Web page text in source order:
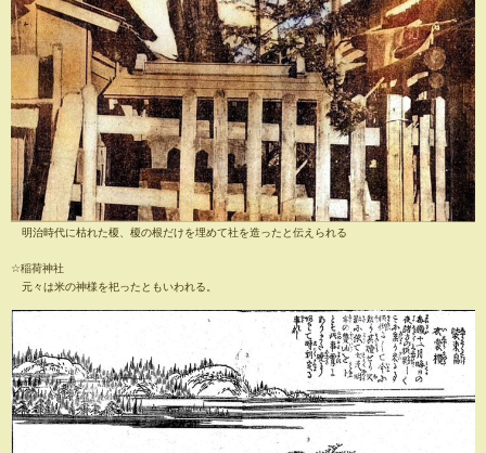
明治時代に枯れた榎、榎の根だけを埋めて社を造ったと伝えられる
☆稲荷神社
元々は米の神様を祀ったともいわれる。